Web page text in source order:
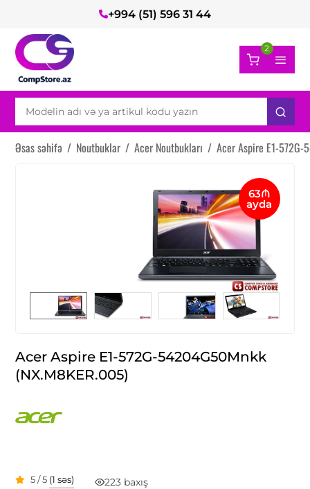
+994 (51) 596 31 44
2
Əsas səhifə / Noutbuklar / Acer Noutbukları / Acer Aspire E1-572G-
63₼
ayda
Acer Aspire E1-572G-54204G50Mnkk
(NX.M8KER.005)
5 / 5 (1 səs) 223 baxış